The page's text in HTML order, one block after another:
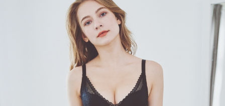
每筆NT$110，滿NT$1,000(含以上)免運費